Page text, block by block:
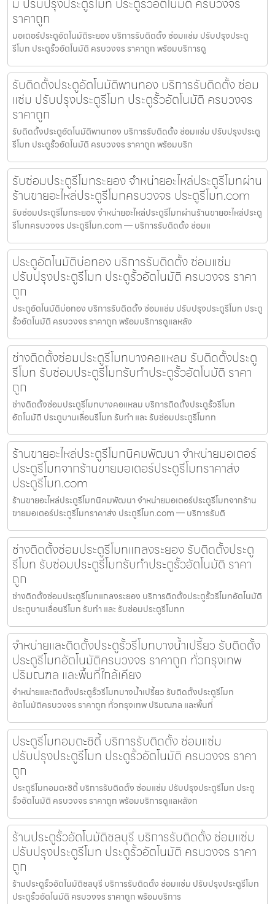
ราคาถูก
มอเตอร์ประตูอัตโนมัติระยอง บริการรับติดตั้ง ซ่อมแซ่ม ปรับปรุงประตู
รีโมท ประตูรั้วอัตโนมัติ ครบวงจร ราคาถูก พร้อมบริการดู
รับติดตั้งประตูอัตโนมัติพานทอง บริการรับติดตั้ง ซ่อม
แซ่ม ปรับปรุงประตูรีโมท ประตูรั้วอัตโนมัติ ครบวงจร
ราคาถูก
รับติดตั้งประตูอัตโนมัติพานทอง บริการรับติดตั้ง ซ่อมแซ่ม ปรับปรุงประตู
รีโมท ประตูรั้วอัตโนมัติ ครบวงจร ราคาถูก พร้อมบริก
รับซ่อมประตูรีโมทระยอง จำหน่ายอะไหล่ประตูรีโมทผ่าน
ร้านขายอะไหล่ประตูรีโมทครบวงจร ประตูรีโมท.com
รับซ่อมประตูรีโมทระยอง จำหน่ายอะไหล่ประตูรีโมทผ่านร้านขายอะไหล่ประตู
รีโมทครบวงจร ประตูรีโมท.com — บริการรับติดตั้ง ซ่อมแ
ประตูอัตโนมัติบ่อทอง บริการรับติดตั้ง ซ่อมแซ่ม
ปรับปรุงประตูรีโมท ประตูรั้วอัตโนมัติ ครบวงจร ราคา
ถูก
ประตูอัตโนมัติบ่อทอง บริการรับติดตั้ง ซ่อมแซ่ม ปรับปรุงประตูรีโมท ประตู
รั้วอัตโนมัติ ครบวงจร ราคาถูก พร้อมบริการดูแลหลัง
ช่างติดตั้งซ่อมประตูรีโมทบางคอแหลม รับติดตั้งประตู
รีโมท รับซ่อมประตูรีโมทรับทำประตูรั้วอัตโนมัติ ราคา
ถูก
ช่างติดตั้งซ่อมประตูรีโมทบางคอแหลม บริการติดตั้งประตูรั้วรีโมท
อัตโนมัติ ประตูบานเลื่อนรีโมท รับทำ และ รับซ่อมประตูรีโมทท
ร้านขายอะไหล่ประตูรีโมทนิคมพัฒนา จำหน่ายมอเตอร์
ประตูรีโมทจากร้านขายมอเตอร์ประตูรีโมทราคาส่ง
ประตูรีโมท.com
ร้านขายอะไหล่ประตูรีโมทนิคมพัฒนา จำหน่ายมอเตอร์ประตูรีโมทจากร้าน
ขายมอเตอร์ประตูรีโมทราคาส่ง ประตูรีโมท.com — บริการรับติ
ช่างติดตั้งซ่อมประตูรีโมทแกลงระยอง รับติดตั้งประตู
รีโมท รับซ่อมประตูรีโมทรับทำประตูรั้วอัตโนมัติ ราคา
ถูก
ช่างติดตั้งซ่อมประตูรีโมทแกลงระยอง บริการติดตั้งประตูรั้วรีโมทอัตโนมัติ
ประตูบานเลื่อนรีโมท รับทำ และ รับซ่อมประตูรีโมทท
จำหน่ายและติดตั้งประตูรั้วรีโมทบางน้ำเปรี้ยว รับติดตั้ง
ประตูรีโมทอัตโนมัติครบวงจร ราคาถูก ทั่วกรุงเทพ
ปริมณฑล และพื้นที่ใกล้เคียง
จำหน่ายและติดตั้งประตูรั้วรีโมทบางน้ำเปรี้ยว รับติดตั้งประตูรีโมท
อัตโนมัติครบวงจร ราคาถูก ทั่วกรุงเทพ ปริมณฑล และพื้นที่
ประตูรีโมทอมตะซิตี้ บริการรับติดตั้ง ซ่อมแซ่ม
ปรับปรุงประตูรีโมท ประตูรั้วอัตโนมัติ ครบวงจร ราคา
ถูก
ประตูรีโมทอมตะซิตี้ บริการรับติดตั้ง ซ่อมแซ่ม ปรับปรุงประตูรีโมท ประตู
รั้วอัตโนมัติ ครบวงจร ราคาถูก พร้อมบริการดูแลหลังก
ร้านประตูรั้วอัตโนมัติชลบุรี บริการรับติดตั้ง ซ่อมแซ่ม
ปรับปรุงประตูรีโมท ประตูรั้วอัตโนมัติ ครบวงจร ราคา
ถูก
ร้านประตูรั้วอัตโนมัติชลบุรี บริการรับติดตั้ง ซ่อมแซ่ม ปรับปรุงประตูรีโมท
ประตูรั้วอัตโนมัติ ครบวงจร ราคาถูก พร้อมบริการ